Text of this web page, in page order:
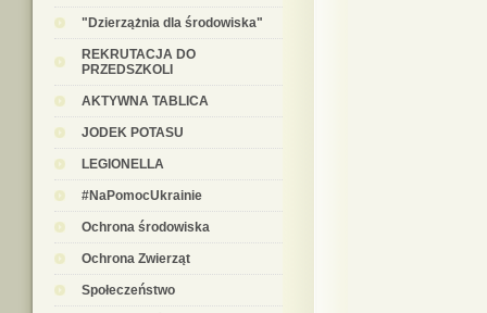
"Dzierzążnia dla środowiska"
REKRUTACJA DO
PRZEDSZKOLI
AKTYWNA TABLICA
JODEK POTASU
LEGIONELLA
#NaPomocUkrainie
Ochrona środowiska
Ochrona Zwierząt
Społeczeństwo